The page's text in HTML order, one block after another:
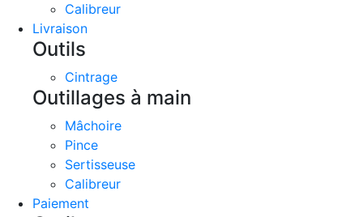
Calibreur
Livraison
Outils
Cintrage
Outillages à main
Mâchoire
Pince
Sertisseuse
Calibreur
Paiement